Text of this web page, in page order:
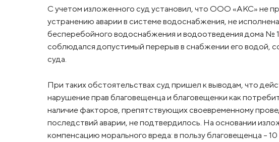
С учетом изложенного суд установил, что ООО «АКС» не
устранению аварии в системе водоснабжения, не
бесперебойного водоснабжения и водоотведения дома №
соблюдался допустимый перерыв в снабжении его водой,
суда.
При таких обстоятельствах суд пришел к выводам, что
нарушение прав благовещенца и благовещенки как
наличие факторов, препятствующих своевременному
последствий аварии, не подтвердилось. На основании
компенсацию морального вреда: в пользу благовещенца –